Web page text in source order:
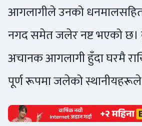
आगलागीले उनको
नगद समेत जलेर नष्ट भएको छ।
अचानक आगलागी हुँदा घरमै
पूर्ण रूपमा जलेको